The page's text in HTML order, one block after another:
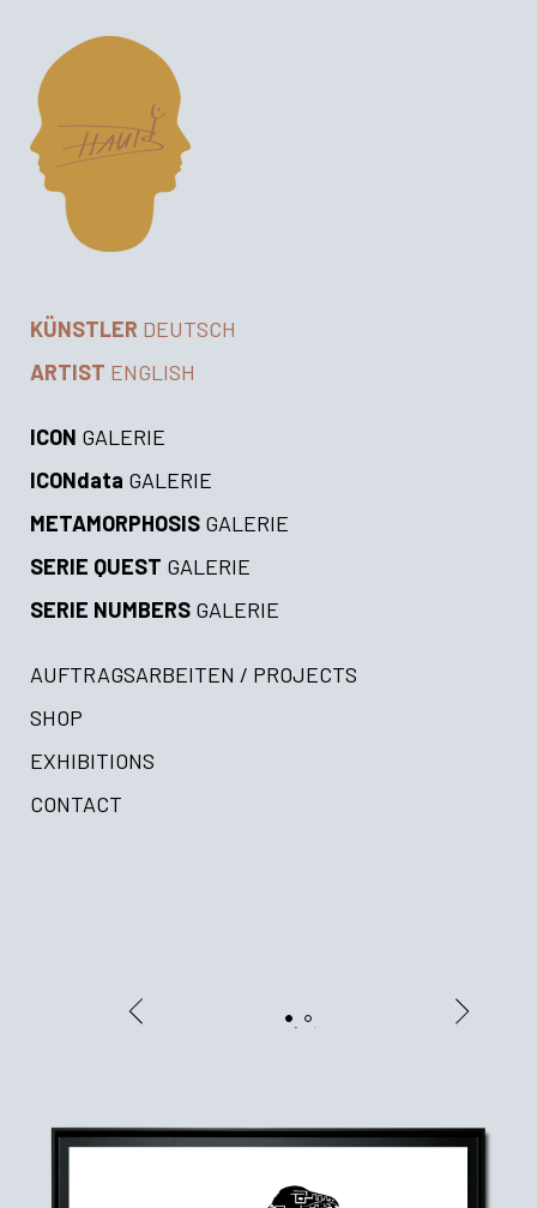
KÜNSTLER DEUTSCH
ARTIST ENGLISH
ICON GALERIE
ICONdata GALERIE
METAMORPHOSIS GALERIE
SERIE QUEST GALERIE
SERIE NUMBERS GALERIE
AUFTRAGSARBEITEN / PROJECTS
SHOP
EXHIBITIONS
CONTACT